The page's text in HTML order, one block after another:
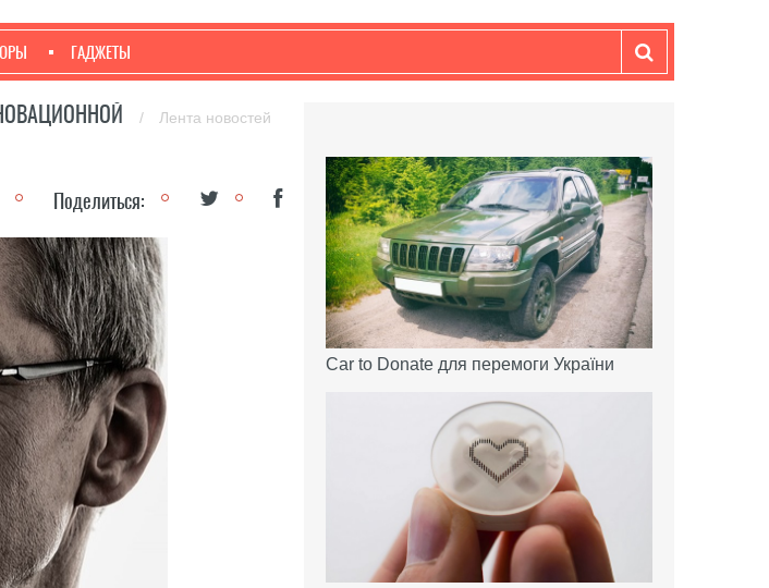
ГАДЖЕТЫ
/
Лента новостей
Поделиться:
Car to Donate для перемоги України